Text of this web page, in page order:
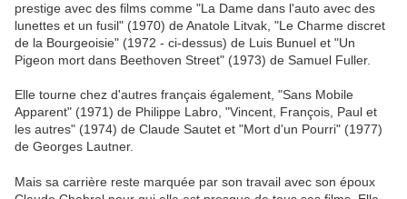
prestige avec des films comme "La Dame dans l'auto avec des
lunettes et un fusil" (1970) de Anatole Litvak, "Le Charme discret
de la Bourgeoisie" (1972 - ci-dessus) de Luis Bunuel et "Un
Pigeon mort dans Beethoven Street" (1973) de Samuel Fuller.
Elle tourne chez d'autres français également, "Sans Mobile
Apparent" (1971) de Philippe Labro, "Vincent, François, Paul et
les autres" (1974) de Claude Sautet et "Mort d'un Pourri" (1977)
de Georges Lautner.
Mais sa carrière reste marquée par son travail avec son époux